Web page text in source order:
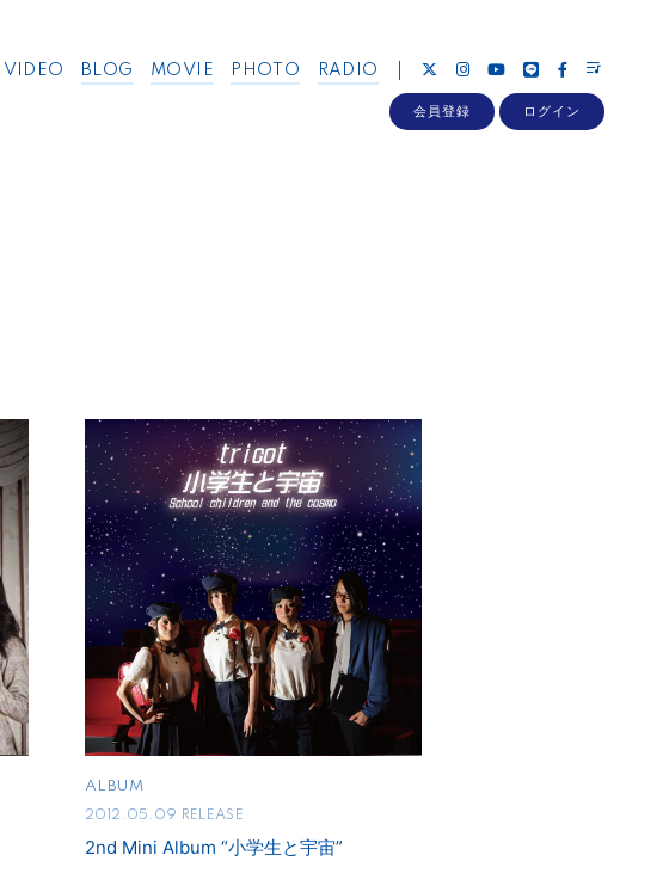
VIDEO BLOG MOVIE PHOTO RADIO
会員登録 ログイン
ALBUM
2012.05.09 RELEASE
2nd Mini Album “小学生と宇宙”